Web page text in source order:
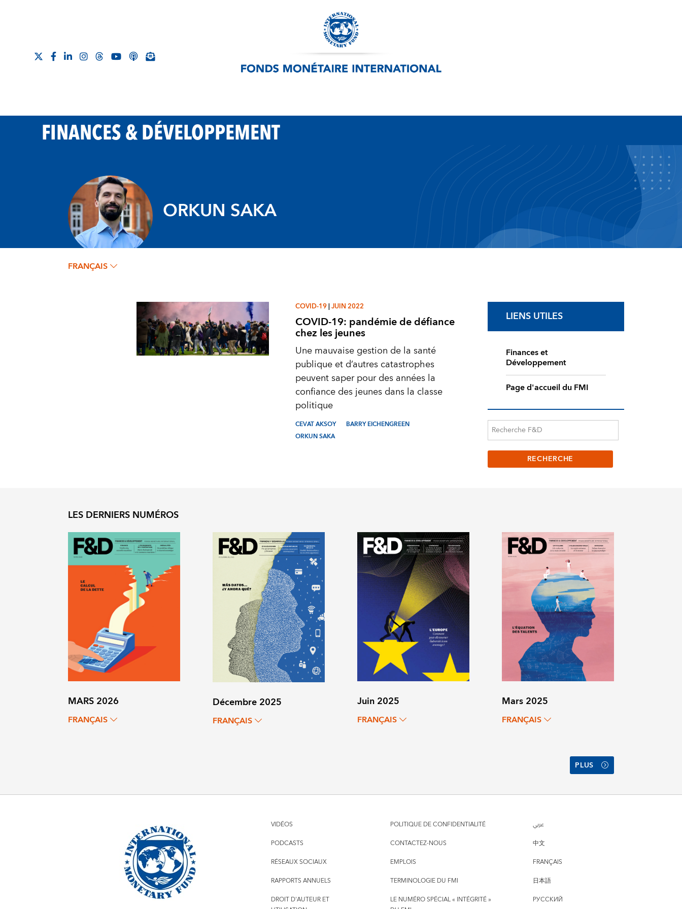
FINANCES & DÉVELOPPEMENT
ORKUN SAKA
FRANÇAIS
COVID-19|JUIN 2022
COVID-19: pandémie de défiance
chez les jeunes
Une mauvaise gestion de la santé
publique et d’autres catastrophes
peuvent saper pour des années la
confiance des jeunes dans la classe
politique
CEVAT AKSOY
BARRY EICHENGREEN
ORKUN SAKA
LIENS UTILES
Finances et
Développement
Page d'accueil du FMI
LES DERNIERS NUMÉROS
MARS 2026
FRANÇAIS
Décembre 2025
FRANÇAIS
Juin 2025
FRANÇAIS
Mars 2025
FRANÇAIS
PLUS
VIDÉOS
PODCASTS
RÉSEAUX SOCIAUX
RAPPORTS ANNUELS
DROIT D'AUTEUR ET
POLITIQUE DE CONFIDENTIALITÉ
CONTACTEZ-NOUS
EMPLOIS
TERMINOLOGIE DU FMI
LE NUMÉRO SPÉCIAL « INTÉGRITÉ »
عربي
中文
FRANÇAIS
日本語
РУССКИЙ